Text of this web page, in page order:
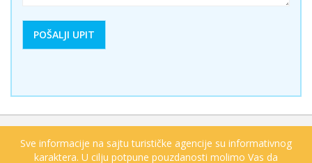
Sve informacije na sajtu turističke agencije su informativnog
karaktera. U cilju potpune pouzdanosti molimo Vas da